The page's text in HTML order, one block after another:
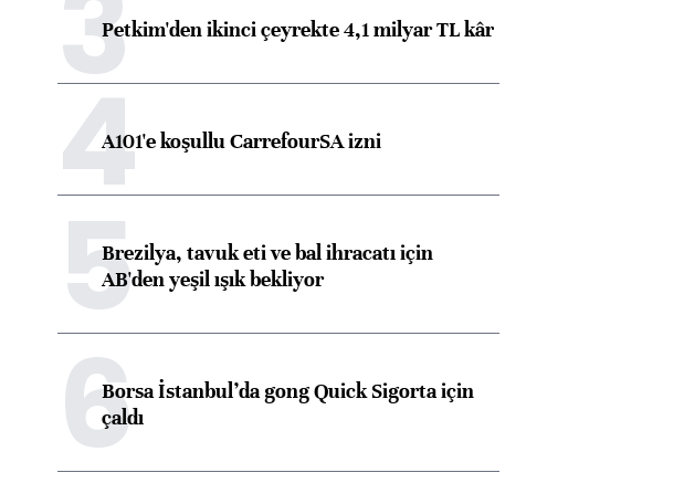
Petkim'den ikinci çeyrekte 4,1 milyar TL kâr
4A101'e koşullu CarrefourSA izni
5Brezilya, tavuk eti ve bal ihracatı için
AB'den yeşil ışık bekliyor
6Borsa İstanbul’da gong Quick Sigorta için
çaldı